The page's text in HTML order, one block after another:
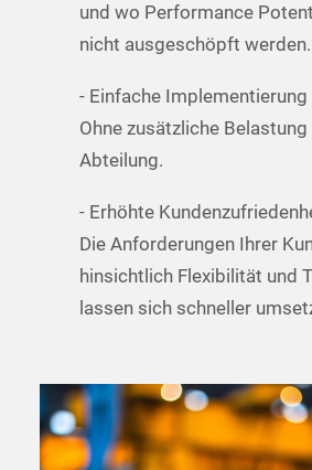
und wo Performance
nicht ausgeschöpft werden.
- Einfache Implementierung
Ohne zusätzliche Belastung
Abteilung.
- Erhöhte
Die Anforderungen Ihrer
hinsichtlich Flexibilität und
lassen sich schneller